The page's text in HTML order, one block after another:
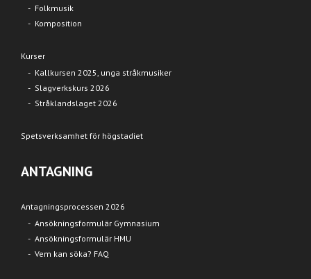
Folkmusik
Komposition
Kurser
Kallkursen 2025, unga stråkmusiker
Slagverkskurs 2026
Stråklandslaget 2026
Spetsverksamhet för högstadiet
ANTAGNING
Antagningsprocessen 2026
Ansökningsformulär Gymnasium
Ansökningsformulär HMU
Vem kan söka? FAQ